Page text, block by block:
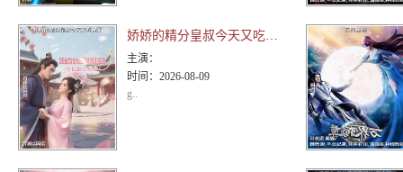
娇娇的精分皇叔今天又吃醋了
主演：
时间： 2026-08-09
g..